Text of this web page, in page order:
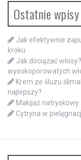
Ostatnie wpisy
Jak efektywnie
kroku
Jak dociążać
wysokoporowatych
Krem ze śluzu
najlepszy?
Makijaż
Cytryna w